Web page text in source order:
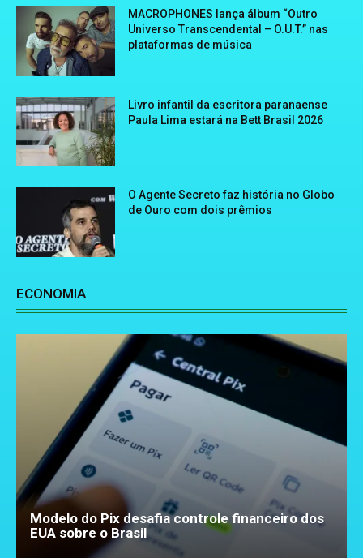
MACROPHONES lança álbum “Outro
Universo Transcendental – O.U.T.” nas
plataformas de música
Livro infantil da escritora paranaense
Paula Lima estará na Bett Brasil 2026
O Agente Secreto faz história no Globo
de Ouro com dois prêmios
ECONOMIA
Modelo do Pix desafia controle financeiro dos
EUA sobre o Brasil